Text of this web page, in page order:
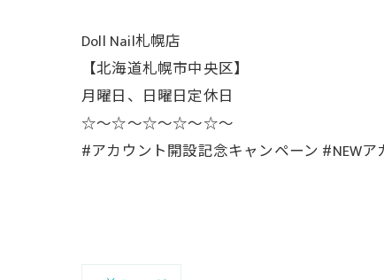
Doll Nail札幌店
【北海道札幌市中央区】
月曜日、日曜日定休日
☆〜☆〜☆〜☆〜☆〜
#アカウント開設記念キャンペーン #NEW